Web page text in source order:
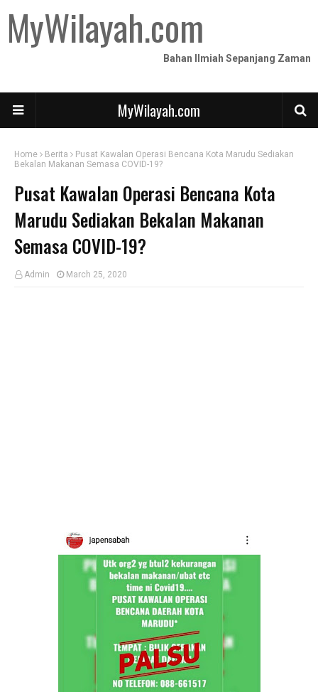
MyWilayah.com
Bahan Ilmiah Sepanjang Zaman
MyWilayah.com
Home Berita
Pusat Kawalan Operasi Bencana Kota Marudu Sediakan
Bekalan Makanan Semasa COVID-19?
Pusat Kawalan Operasi Bencana Kota
Marudu Sediakan Bekalan Makanan
Semasa COVID-19?
Admin March 25, 2020